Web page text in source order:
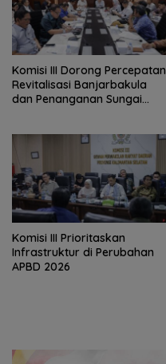
‎Komisi III Dorong Percepatan
Revitalisasi Banjarbakula
dan Penanganan Sungai
‎Komisi III Prioritaskan
Infrastruktur di Perubahan
APBD 2026